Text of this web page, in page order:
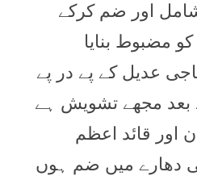
اور ضم کرکے
مضبوط بنایا
عدیل کے پے در پے
بعد مجھے تشویش ہے
اور قائد اعظم
دھارے میں ضم ہوں